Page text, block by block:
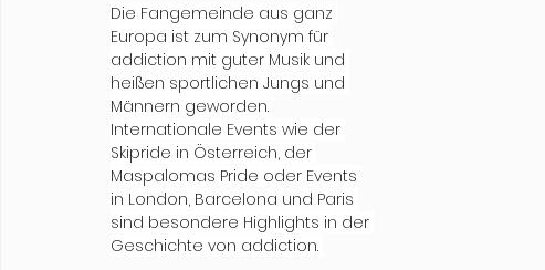
Die Fangemeinde aus ganz
Europa ist zum Synonym für
addiction mit guter Musik und
heißen sportlichen Jungs und
Männern geworden.
Internationale Events wie der
Skipride in Österreich, der
Maspalomas Pride oder Events
in London, Barcelona und Paris
sind besondere Highlights in der
Geschichte von addiction.